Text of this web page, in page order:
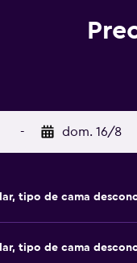
- dom. 16/8
tipo de cama
tipo de cama